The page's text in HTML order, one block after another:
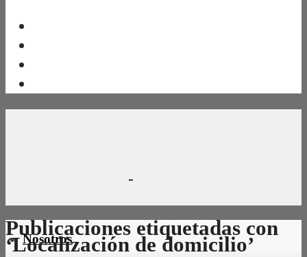
Nosotros
Publicaciones etiquetadas con
‘Localización de domicilio’